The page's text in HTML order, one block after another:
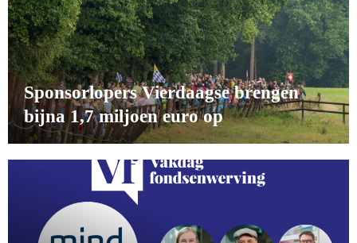
Sponsorlopers Vierdaagse brengen
bijna 1,7 miljoen euro op